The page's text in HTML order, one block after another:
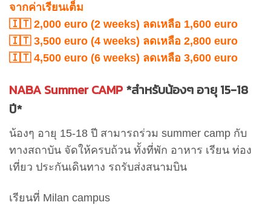
จากค่าเรียนเต็ม
🇮🇹 2,000 euro (2 weeks) ลดเหลือ 1,600 euro
🇮🇹 3,500 euro (4 weeks) ลดเหลือ 2,800 euro
🇮🇹 4,500 euro (6 weeks) ลดเหลือ 3,600 euro
NABA Summer CAMP *สำหรับน้องๆ อายุ 15-18
ปี*
น้องๆ อายุ 15-18 ปี สามารถร่วม summer camp กับ
ทางสถาบัน จัดให้ครบถ้วน ทั้งที่พัก อาหาร เรียน ท่อง
เที่ยว ประกันเดินทาง รถรับส่งสนามบิน
เรียนที่ Milan campus